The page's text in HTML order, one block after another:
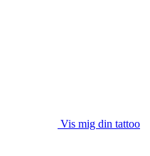
Vis mig din tattoo